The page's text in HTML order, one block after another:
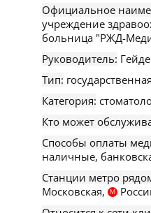
Официальное
учреждение
больница "РЖД-
Руководитель:
Тип:
Категория:
Кто может
Способы оплаты
наличные,
Станции метро
Московская, М